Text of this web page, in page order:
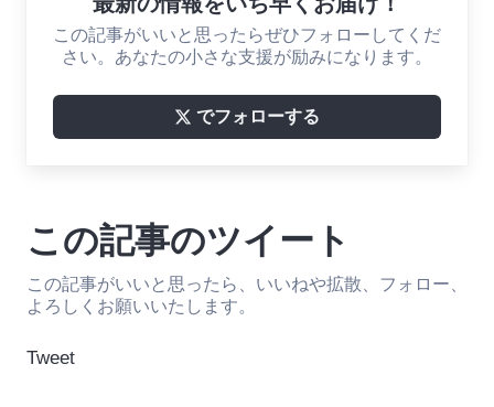
この記事がいいと思ったらぜひフォローしてくだ
さい。あなたの小さな支援が励みになります。
でフォローする
この記事のツイート
この記事がいいと思ったら、いいねや拡散、フォロー、
よろしくお願いいたします。
Tweet